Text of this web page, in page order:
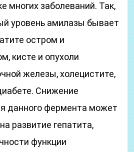
многих заболеваний. Так,
уровень амилазы бывает
остром и
кисте и опухоли
железы, холецистите,
Снижение
данного фермента может
развитие гепатита,
функции